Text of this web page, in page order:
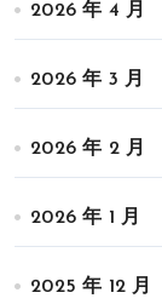
2026 年 4 月
2026 年 3 月
2026 年 2 月
2026 年 1 月
2025 年 12 月